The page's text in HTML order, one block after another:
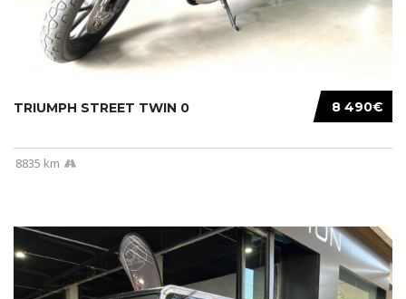
8 490€
TRIUMPH STREET TWIN 0
8835 km